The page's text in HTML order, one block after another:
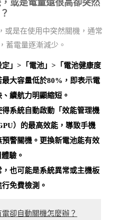
或是電量還很高卻突然
或是在使用中突然關機，通常
蓄電量逐漸減少。
」>「電池」>「電池健康度
最大容量低於80%，即表示電
續航力明顯縮短。
系統自動啟動「效能管理機
）的最高效能，導致手機
警關機。 更換新電池能有效
體驗 。
，也可能是系統異常或主機板
免費檢測。
電卻自動關機怎麼辦？